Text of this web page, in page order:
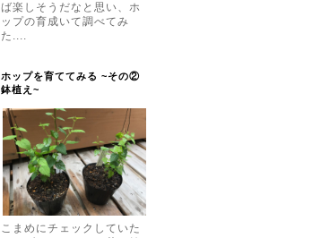
ば楽しそうだなと思い、ホ
ップの育成いて調べてみ
た....
ホップを育ててみる ~その②
鉢植え~
こまめにチェックしていた